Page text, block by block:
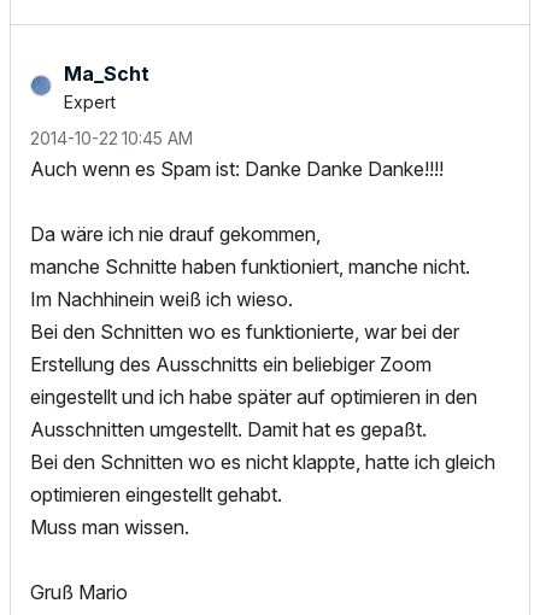
Ma_Scht
Expert
‎2014-10-22 10:45 AM
Auch wenn es Spam ist: Danke Danke Danke!!!!
Da wäre ich nie drauf gekommen,
manche Schnitte haben funktioniert, manche nicht.
Im Nachhinein weiß ich wieso.
Bei den Schnitten wo es funktionierte, war bei der
Erstellung des Ausschnitts ein beliebiger Zoom
eingestellt und ich habe später auf optimieren in den
Ausschnitten umgestellt. Damit hat es gepaßt.
Bei den Schnitten wo es nicht klappte, hatte ich gleich
optimieren eingestellt gehabt.
Muss man wissen.
Gruß Mario